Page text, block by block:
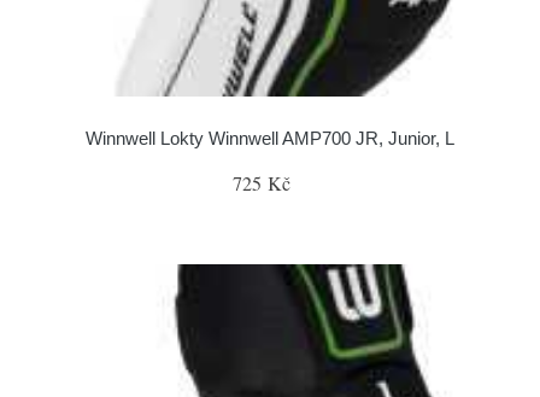
Winnwell Lokty Winnwell AMP700 JR, Junior, L
725 Kč